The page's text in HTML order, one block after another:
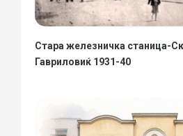
Стара железничка станица-
Гавриловиќ 1931-40